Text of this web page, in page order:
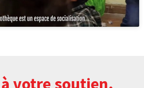
à votre soutien,